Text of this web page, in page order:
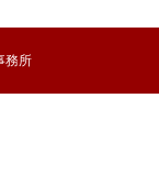
務所